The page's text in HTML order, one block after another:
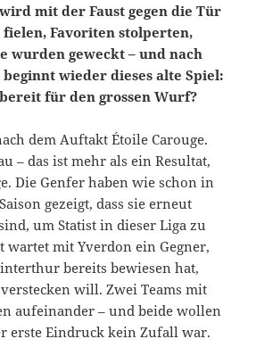
mit der Faust gegen die Tür
fielen, Favoriten stolperten,
wurden geweckt – und nach
wieder dieses alte Spiel:
für den grossen Wurf?
dem Auftakt Étoile Carouge.
– das ist mehr als ein Resultat,
Die Genfer haben wie schon in
gezeigt, dass sie erneut
um Statist in dieser Liga zu
wartet mit Yverdon ein Gegner,
bereits bewiesen hat,
will. Zwei Teams mit
aufeinander – und beide wollen
erste Eindruck kein Zufall war.